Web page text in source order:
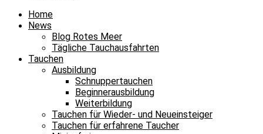
Home
News
Blog Rotes Meer
Tägliche Tauchausfahrten
Tauchen
Ausbildung
Schnuppertauchen
Beginnerausbildung
Weiterbildung
Tauchen für Wieder- und Neueinsteiger
Tauchen für erfahrene Taucher